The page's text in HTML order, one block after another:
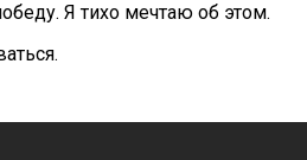
Я тихо мечтаю об этом.